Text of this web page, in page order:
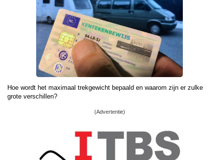
Hoe wordt het maximaal trekgewicht bepaald en waarom zijn er zulke
grote verschillen?
(Advertentie)